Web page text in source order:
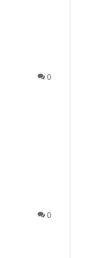
0
0